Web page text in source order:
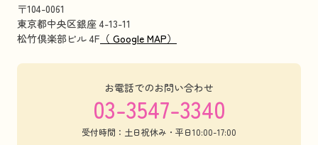
〒104-0061
東京都中央区銀座 4-13-11
松竹倶楽部ビル 4F （ Google MAP）
お電話でのお問い合わせ
03-3547-3340
受付時間：土日祝休み・平日10:00-17:00